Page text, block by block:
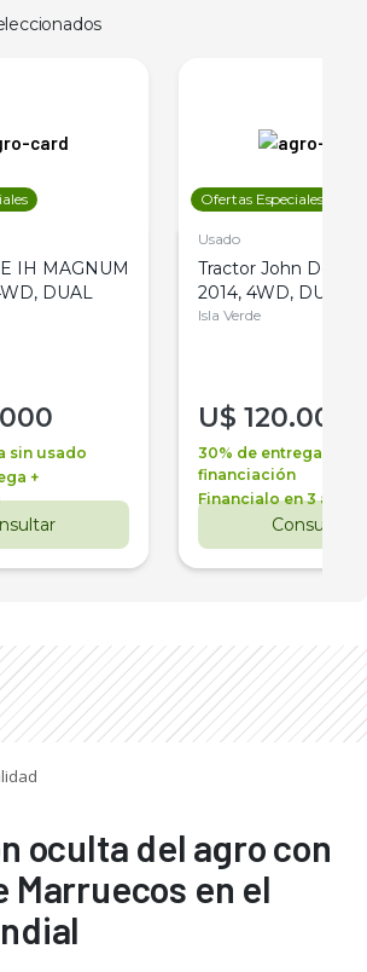
IH MAGNUM
DUAL
sin usado
+
Ofertas Especiales
Usado
Tractor John Deere
2014, 4WD, DUAL
Isla Verde
U$ 120.000
30% de entrega +
financiación
Financialo en 3 años
Consultar
oculta del agro con
Marruecos en el